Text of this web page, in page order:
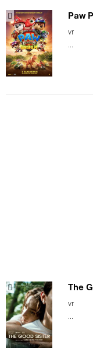
Paw
vr
...
The
vr
...